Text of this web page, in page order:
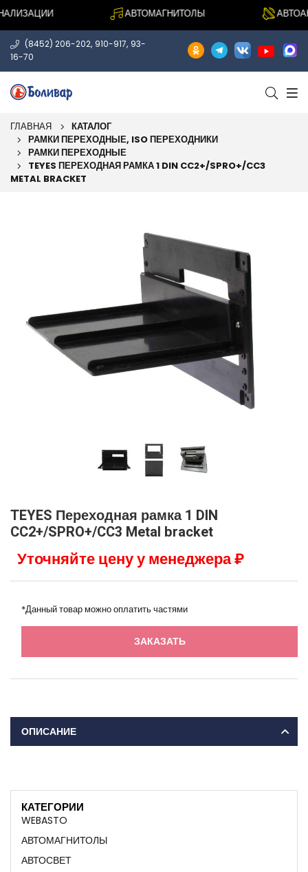
АВТОМАГНИТОЛЫ
(8452) 206-202, 910-917, 93-
16-70
ГЛАВНАЯ
КАТАЛОГ
РАМКИ ПЕРЕХОДНЫЕ, ISO ПЕРЕХОДНИКИ
РАМКИ ПЕРЕХОДНЫЕ
TEYES ПЕРЕХОДНАЯ РАМКА 1 DIN CC2+/SPRO+/CC3
METAL BRACKET
TEYES Переходная рамка 1 DIN
CC2+/SPRO+/CC3 Metal bracket
Уточняйте цену у менеджера ₽
*Данный товар можно оплатить частями
ЗАКАЗАТЬ
ОПИСАНИЕ
КАТЕГОРИИ
WEBASTO
АВТОМАГНИТОЛЫ
АВТОСВЕТ